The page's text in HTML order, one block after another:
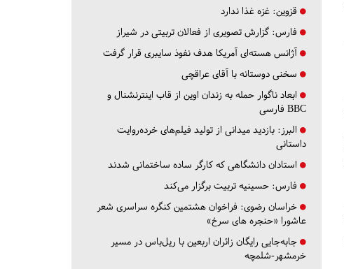
قزوین: غزه غذا ندارد
فارس: گزارش تصویری از فعالان تربیتی در شیراز
آژانس هسته‌ای آمریکا هدف نفوذ سایبری قرار گرفت
سخنی دوستانه با آقای عراقچی
ابعاد ناگوار حمله به زندان اوین از قاب اینترنشنال و
BBC فارسی
البرز: بازدید میدانی از تولید فیلم‌های خرده‌روایت
داستانی
استادان دانشگاهی که کارگر ساده ساختمانی شدند
فارس: حسینیه تربیت برگزار می‌کند
خراسان رضوی: فراخوان هشتمین کنگره سراسری شعر
عاشورا «حنجره های سرخ»
جابه‌جایی رایگان زائران اربعین با ریل‌باس در مسیر
خرمشهر-شلمچه